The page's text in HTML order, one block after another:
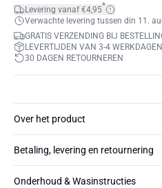
Levering vanaf €4,95*
Verwachte levering tussen din 11.
GRATIS VERZENDING BIJ
LEVERTIJDEN VAN 3-4 WERKDAGEN
30 DAGEN RETOURNEREN
Over het product
Betaling, levering en retournering
Onderhoud & Wasinstructies